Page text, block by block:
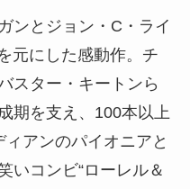
ンとジョン・C・ライ
元にした感動作。チ
スター・キートンら
期を支え、100本以上
アンのパイオニアと
いコンビ“ローレル＆